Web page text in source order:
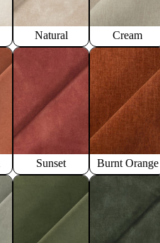
Natural Cream
Sunset Burnt Orange